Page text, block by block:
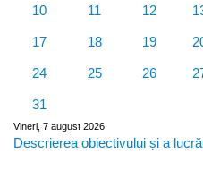
10 11 12
17 18 19
24 25 26
31
Vineri, 7 august 2026
Descrierea obiectivului și a